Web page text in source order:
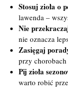
Stosuj zioła o
lawenda –
Nie
nie oznacza
Zasięgaj
przy
Pij zioła
warto robić